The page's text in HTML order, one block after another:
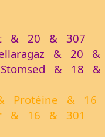
& 20 & 307
& 20
Stomsed & 18
& Protéine &
& 301